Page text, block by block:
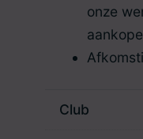
onze
Club